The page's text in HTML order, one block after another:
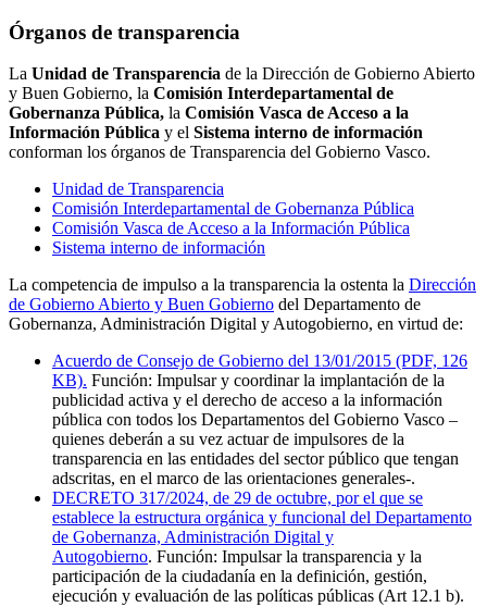
Órganos de transparencia
La Unidad de Transparencia de la Dirección de Gobierno Abierto
y Buen Gobierno, la Comisión Interdepartamental de
Gobernanza Pública, la Comisión Vasca de Acceso a la
Información Pública y el Sistema interno de información
conforman los órganos de Transparencia del Gobierno Vasco.
Unidad de Transparencia
Comisión Interdepartamental de Gobernanza Pública
Comisión Vasca de Acceso a la Información Pública
Sistema interno de información
La competencia de impulso a la transparencia la ostenta la Dirección
de Gobierno Abierto y Buen Gobierno del Departamento de
Gobernanza, Administración Digital y Autogobierno, en virtud de:
Acuerdo de Consejo de Gobierno del 13/01/2015 (PDF, 126
KB). Función: Impulsar y coordinar la implantación de la
publicidad activa y el derecho de acceso a la información
pública con todos los Departamentos del Gobierno Vasco –
quienes deberán a su vez actuar de impulsores de la
transparencia en las entidades del sector público que tengan
adscritas, en el marco de las orientaciones generales-.
DECRETO 317/2024, de 29 de octubre, por el que se
establece la estructura orgánica y funcional del Departamento
de Gobernanza, Administración Digital y
Autogobierno. Función: Impulsar la transparencia y la
participación de la ciudadanía en la definición, gestión,
ejecución y evaluación de las políticas públicas (Art 12.1 b).